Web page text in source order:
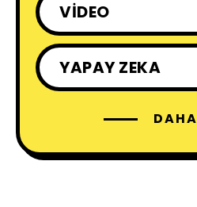
VIDEO
YAPAY ZEKA
DAHA